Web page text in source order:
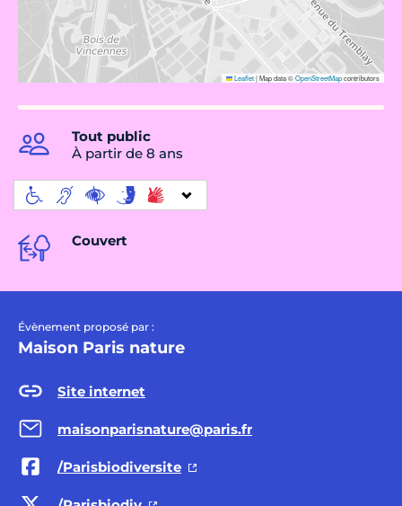
Leaflet|Map data ©OpenStreetMapcontributors
Tout public
À partir de 8 ans
Couvert
Évènement proposé par :
Maison Paris nature
Site internet
maisonparisnature@paris.fr
/Parisbiodiversite